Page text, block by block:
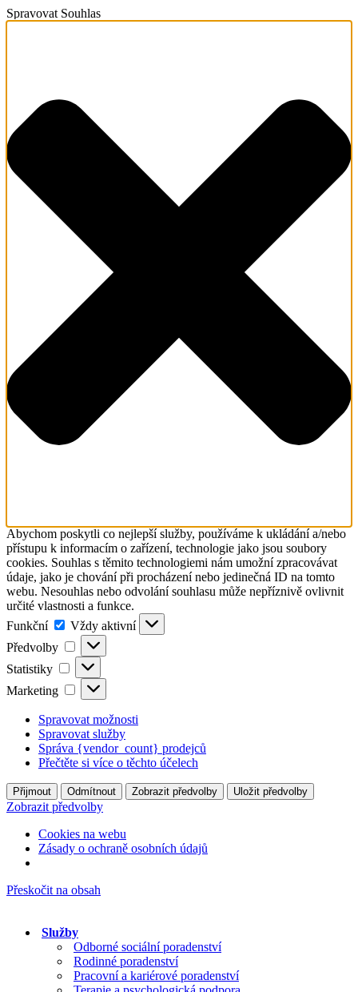
Spravovat Souhlas
Abychom poskytli co nejlepší služby, používáme k ukládání a/nebo
přístupu k informacím o zařízení, technologie jako jsou soubory
cookies. Souhlas s těmito technologiemi nám umožní zpracovávat
údaje, jako je chování při procházení nebo jedinečná ID na tomto
webu. Nesouhlas nebo odvolání souhlasu může nepříznivě ovlivnit
určité vlastnosti a funkce.
Funkční
Funkční
Vždy aktivní
Předvolby
Předvolby
Statistiky Statistiky
Marketing Marketing
Spravovat možnosti
Spravovat služby
Správa {vendor_count} prodejců
Přečtěte si více o těchto účelech
Přijmout Odmítnout Zobrazit předvolby Uložit předvolby
Zobrazit předvolby
Cookies na webu
Zásady o ochraně osobních údajů
Přeskočit na obsah
Služby
Odborné sociální poradenství
Rodinné poradenství
Pracovní a kariérové poradenství